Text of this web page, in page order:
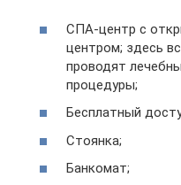
СПА-центр с
центром; здесь
проводят
процедуры;
Бесплатный
Стоянка;
Банкомат;